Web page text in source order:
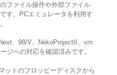
ファイル操作や外部ファイル
す。PCエミュレータを利用す
、98/V、NekoProjectII、vm
ジへの対応を確認済みです。
ットのフロッピーディスクから